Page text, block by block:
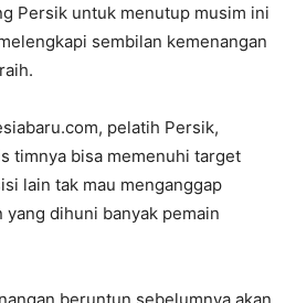
Persik untuk menutup musim ini
sembilan kemenangan
pelatih Persik,
timnya bisa memenuhi target
lain tak mau menganggap
dihuni banyak pemain
beruntun sebelumnya akan